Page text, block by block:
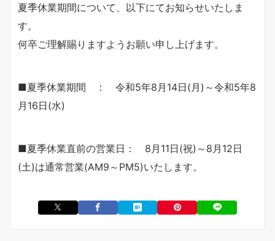
夏季休業期間について、以下にてお知らせいたしま
す。
何卒ご理解賜りますようお願い申し上げます。
■夏季休業期間 ： 令和5年8月14日(月)～令和5年8
月16日(水)
■夏季休業直前の営業日： 8月11日(祝)～8月12日
(土)は通常営業(AM9～PM5)いたします。